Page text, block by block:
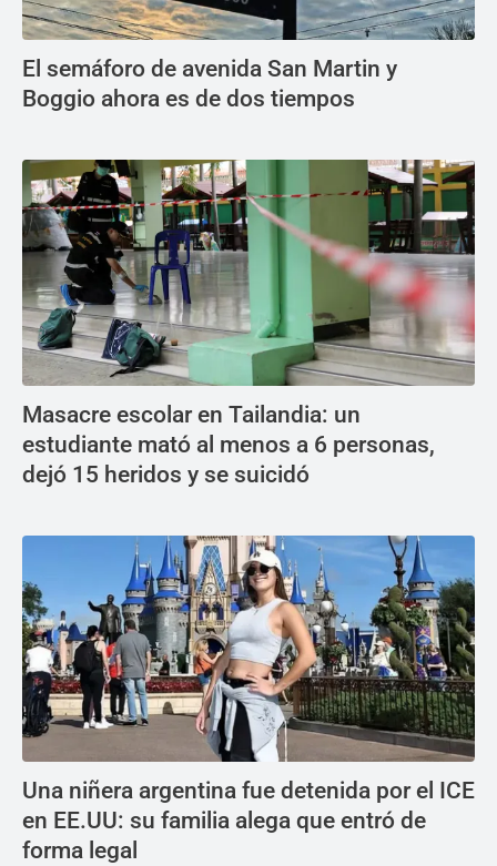
El semáforo de avenida San Martin y
Boggio ahora es de dos tiempos
Masacre escolar en Tailandia: un
estudiante mató al menos a 6 personas,
dejó 15 heridos y se suicidó
Una niñera argentina fue detenida por el ICE
en EE.UU: su familia alega que entró de
forma legal